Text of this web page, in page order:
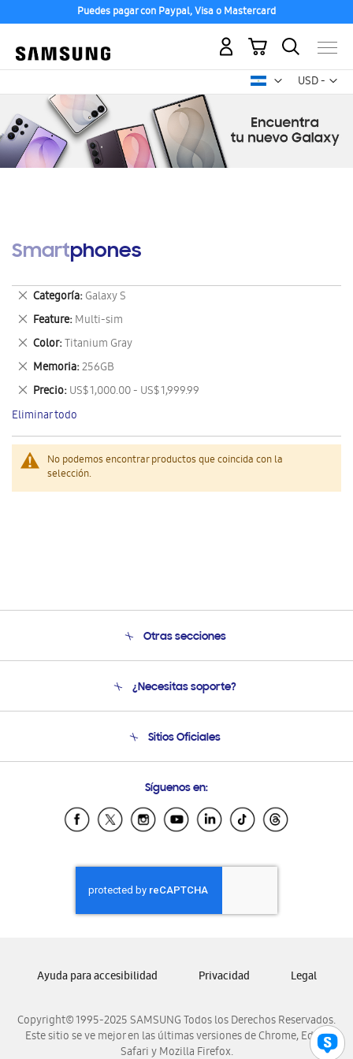
Puedes pagar con Paypal, Visa o Mastercard
USD -
dólar
Mi carrito
Smartphones
No podemos encontrar productos que coincida con la
selección.
Categoría Galaxy S
Eliminar
este
artículo
Feature Multi-sim
Eliminar
este
artículo
Color Titanium Gray
Eliminar
este
artículo
Memoria 256GB
Eliminar
este
artículo
Precio US$ 1,000.00 - US$ 1,999.99
Eliminar
este
artículo
Eliminar todo
Otras secciones
Soporte
¿Necesitas soporte?
Soporte vía eMail
Sitios Oficiales
Samsung Ecuador
Samsung El Salvador
Samsung Honduras
Samsung Nicaragua
Samsung Panamá
Samsung Venezuela
Síguenos en:
Copyright© 1995-2025 SAMSUNG Todos los Derechos Reservados.
Este sitio se ve mejor en las últimas versiones de Chrome, Edge,
Safari y Mozilla Firefox.
Ayuda para accesibilidad Privacidad Legal